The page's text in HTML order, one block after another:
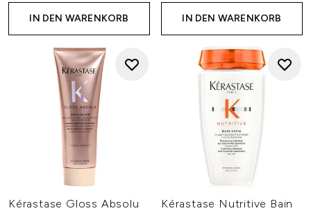
IN DEN WARENKORB IN DEN WARENKORB
Kérastase Gloss Absolu
Kérastase Nutritive Bain